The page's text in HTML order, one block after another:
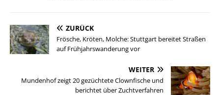
ZURÜCK
Frösche, Kröten, Molche: Stuttgart bereitet Straßen
auf Frühjahrswanderung vor
WEITER
Mundenhof zeigt 20 gezüchtete Clownfische und
berichtet über Zuchtverfahren